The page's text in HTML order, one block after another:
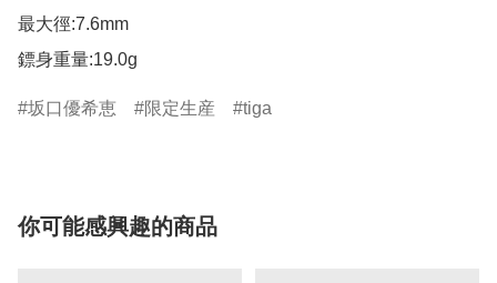
最大徑:7.6mm
鏢身重量:19.0g
坂口優希恵 限定生産 tiga
你可能感興趣的商品